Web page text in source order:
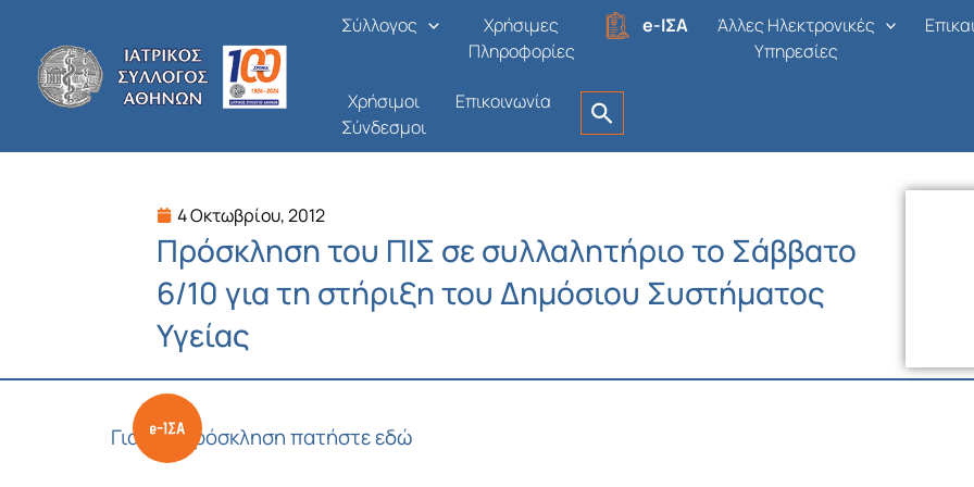
περιεχόμενο
Σύλλογος
Χρήσιμες
Πληροφορίες
e-ΙΣΑ
Άλλες Ηλεκτρονικές
Υπηρεσίες
Χρήσιμοι
Σύνδεσμοι
Επικοινωνία
4 Οκτωβρίου, 2012
Πρόσκληση του ΠΙΣ σε συλλαλητήριο το Σάββατο
6/10 για τη στήριξη του Δημόσιου Συστήματος
Υγείας
Για την πρόσκληση πατήστε εδώ